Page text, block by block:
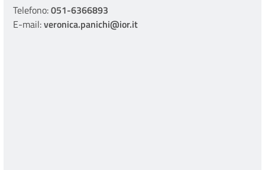
Telefono:051-6366893
E-mail:veronica.panichi@ior.it